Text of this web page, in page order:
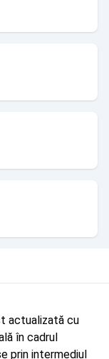
actualizată cu
în cadrul
prin intermediul